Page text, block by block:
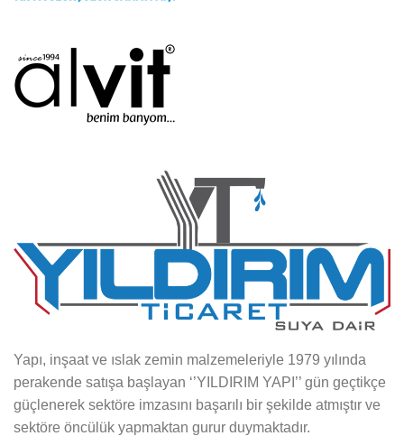
Yapı, inşaat ve ıslak zemin malzemeleriyle 1979 yılında
perakende satışa başlayan ‘’YILDIRIM YAPI’’ gün geçtikçe
güçlenerek sektöre imzasını başarılı bir şekilde atmıştır ve
sektöre öncülük yapmaktan gurur duymaktadır.